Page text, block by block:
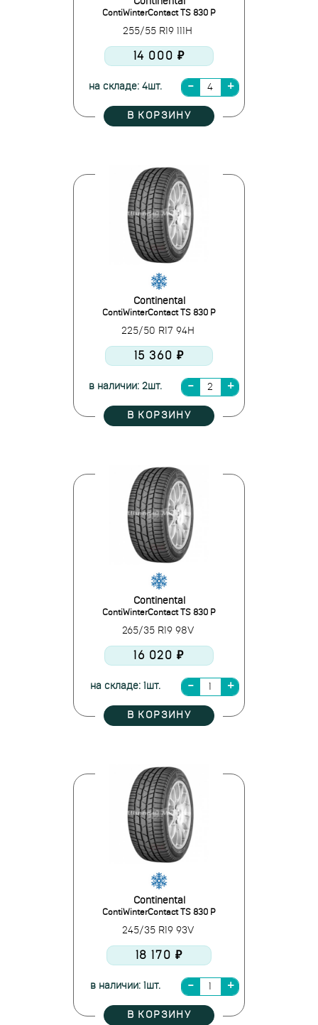
ContiWinterContact TS 830 P
255/55 R19 111H
14 000 ₽
на складе: 4шт.
В КОРЗИНУ
Continental
ContiWinterContact TS 830 P
225/50 R17 94H
15 360 ₽
в наличии: 2шт.
В КОРЗИНУ
Continental
ContiWinterContact TS 830 P
265/35 R19 98V
16 020 ₽
на складе: 1шт.
В КОРЗИНУ
Continental
ContiWinterContact TS 830 P
245/35 R19 93V
18 170 ₽
в наличии: 1шт.
В КОРЗИНУ